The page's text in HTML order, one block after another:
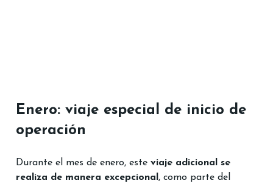
Enero: viaje especial de inicio de
operación
Durante el mes de enero, este viaje adicional se
realiza de manera excepcional , como parte del